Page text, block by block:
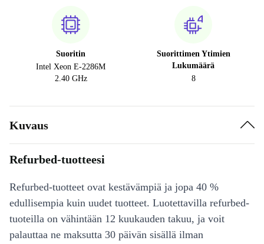
Suoritin
Intel Xeon E-2286M
2.40 GHz
Suorittimen Ytimien
Lukumäärä
8
Kuvaus
Refurbed-tuotteesi
Refurbed-tuotteet ovat kestävämpiä ja jopa 40 %
edullisempia kuin uudet tuotteet. Luotettavilla refurbed-
tuoteilla on vähintään 12 kuukauden takuu, ja voit
palauttaa ne maksutta 30 päivän sisällä ilman